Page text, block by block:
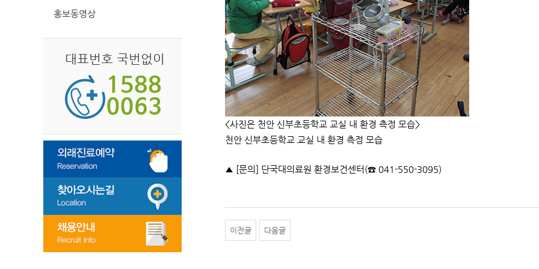
홍보동영상
대표번호 국번없이
<사진은 천안 신부초등학교 교실 내 환경 측정 모습>
천안 신부초등학교 교실 내 환경 측정 모습
▲ [문의] 단국대의료원 환경보건센터(☎ 041-550-3095)
이전글 다음글